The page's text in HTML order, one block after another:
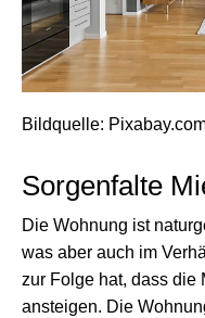
Bildquelle:
Sorgenfalte
Die Wohnung ist
was aber auch im
zur Folge hat, dass die
ansteigen. Die